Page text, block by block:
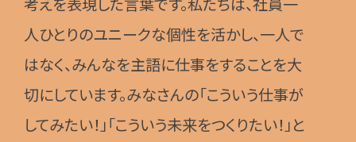
人ひとりのユニークな個性を活かし、一人で
はなく、みんなを主語に仕事をすることを大
切にしています。みなさんの「こういう仕事が
してみたい！」「こういう未来をつくりたい！」と